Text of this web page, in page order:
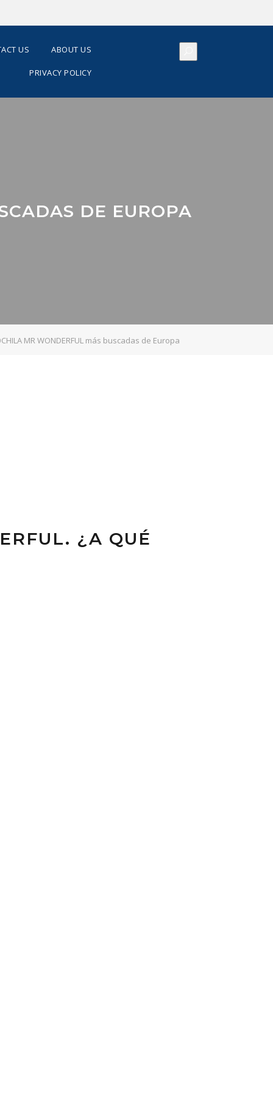
US ABOUT US
PRIVACY POLICY
DE EUROPA
MR WONDERFUL más buscadas de Europa
¿A QUÉ